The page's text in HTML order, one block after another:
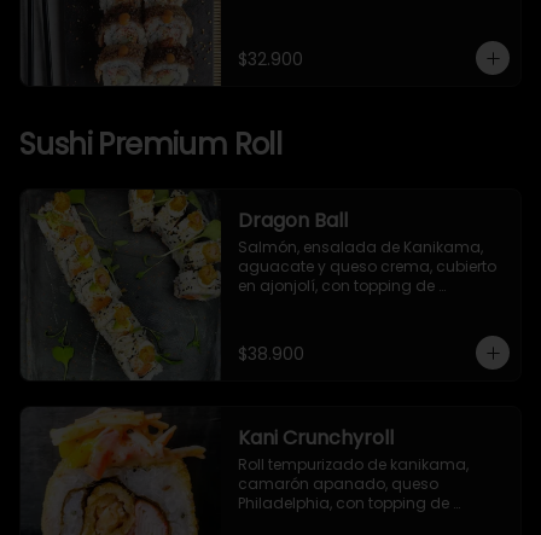
$32.900
Sushi Premium Roll
Dragon Ball
Salmón, ensalada de Kanikama,
aguacate y queso crema, cubierto
en ajonjolí, con topping de
$38.900
Kani Crunchyroll
Roll tempurizado de kanikama,
camarón apanado, queso
Philadelphia, con topping de